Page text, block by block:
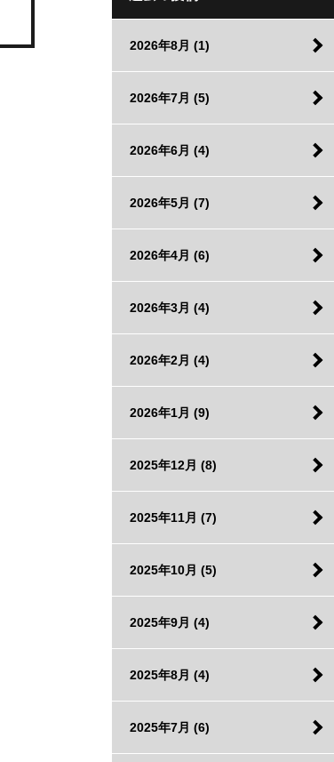
2026年8月 (1)
2026年7月 (5)
2026年6月 (4)
2026年5月 (7)
2026年4月 (6)
2026年3月 (4)
2026年2月 (4)
2026年1月 (9)
2025年12月 (8)
2025年11月 (7)
2025年10月 (5)
2025年9月 (4)
2025年8月 (4)
2025年7月 (6)